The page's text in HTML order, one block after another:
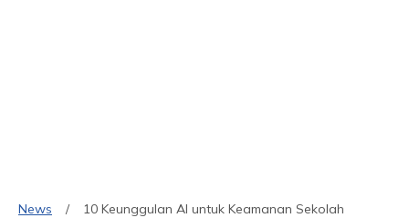
News 10 Keunggulan AI untuk Keamanan Sekolah